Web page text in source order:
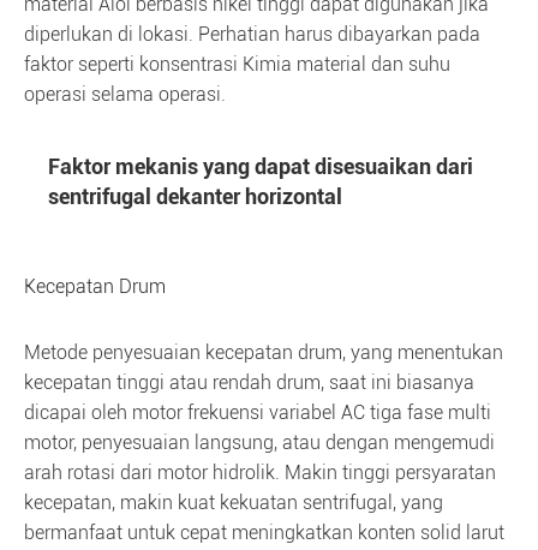
diperlukan di lokasi. Perhatian harus dibayarkan pada
faktor seperti konsentrasi Kimia material dan suhu
operasi selama operasi.
Faktor mekanis yang dapat disesuaikan dari
sentrifugal dekanter horizontal
Kecepatan Drum
Metode penyesuaian kecepatan drum, yang menentukan
kecepatan tinggi atau rendah drum, saat ini biasanya
dicapai oleh motor frekuensi variabel AC tiga fase multi
motor, penyesuaian langsung, atau dengan mengemudi
arah rotasi dari motor hidrolik. Makin tinggi persyaratan
kecepatan, makin kuat kekuatan sentrifugal, yang
bermanfaat untuk cepat meningkatkan konten solid larut